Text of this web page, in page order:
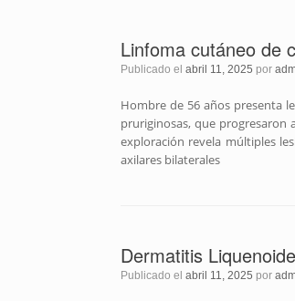
Linfoma cutáneo de
Publicado el abril 11, 2025 por
Hombre de 56 años presenta
pruriginosas, que progresaron
exploración revela múltiples
axilares bilaterales
Dermatitis
Publicado el abril 11, 2025 por